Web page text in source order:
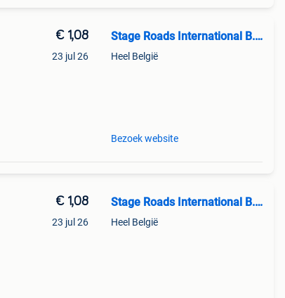
€ 1,08
23 jul 26
Stage Roads International B.V.
Heel België
Bezoek website
€ 1,08
23 jul 26
Stage Roads International B.V.
Heel België